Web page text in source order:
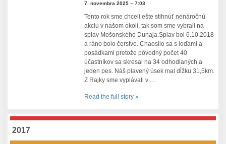
7. novembra 2025 – 7:03
Tento rok sme chceli ešte stihnúť nenáročnú
akciu v našom okolí, tak som sme vybrali na
splav Mošonského Dunaja.Splav bol 6.10.2018
a ráno bolo čerstvo. Chaosilo sa s loďami a
posádkami pretože pôvodný počet 40
účastníkov sa skresal na 34 odhodlaných a
jeden pes. Náš plavený úsek mal dĺžku 31,5km.
Z Rajky sme vyplávali v …
Read the full story »
2017